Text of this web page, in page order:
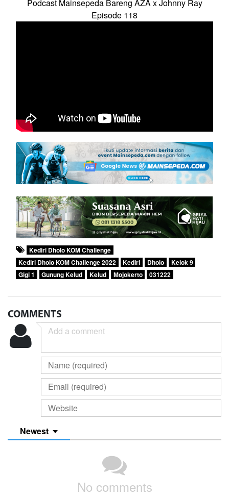
Podcast Mainsepeda Bareng AZA x Johnny Ray
Episode 118
Kediri Dholo KOM Challenge
Kediri Dholo KOM Challenge 2022
Kediri Dholo
Kelok 9
Gigi 1
Gunung Kelud Kelud Mojokerto 031222
COMMENTS
Newest
No comments